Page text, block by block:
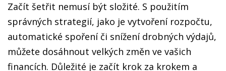
Začít šetřit nemusí být složité. S použitím
správných strategií, jako je vytvoření rozpočtu,
automatické spoření či snížení drobných výdajů,
můžete dosáhnout velkých změn ve vašich
financích. Důležité je začít krok za krokem a